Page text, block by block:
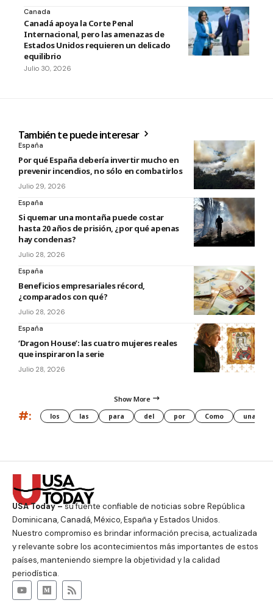
Canada
Canadá apoya la Corte Penal
Internacional, pero las amenazas de
Estados Unidos requieren un delicado
equilibrio
Julio 30, 2026
También te puede interesar
España
Por qué España debería invertir mucho en
prevenir incendios, no sólo en combatirlos
Julio 29, 2026
España
Si quemar una montaña puede costar
hasta 20 años de prisión, ¿por qué apenas
hay condenas?
Julio 28, 2026
España
Beneficios empresariales récord,
¿comparados con qué?
Julio 28, 2026
España
‘Dragon House’: las cuatro mujeres reales
que inspiraron la serie
Julio 28, 2026
Show More
#: los las para del por Como una
USA Today –su fuente confiable de noticias sobre República
Dominicana, Canadá, México, España y Estados Unidos.
Nuestro compromiso es brindar información precisa, actualizada
y relevante sobre los acontecimientos más importantes de estos
países, manteniendo siempre la objetividad y la calidad
periodística.